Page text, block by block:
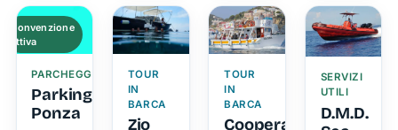
PARCHEGGI
Parking
Ponza
Convenzione
attiva
TOUR
IN
BARCA
Zio
TOUR
IN
BARCA
Cooperativa
SERVIZI
UTILI
D.M.D.